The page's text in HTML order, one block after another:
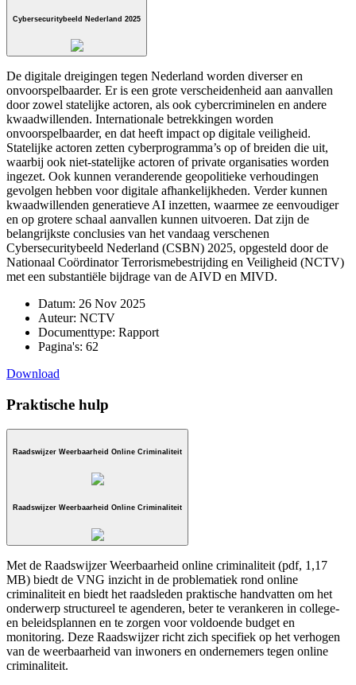
Cybersecuritybeeld Nederland 2025
De digitale dreigingen tegen Nederland worden diverser en
onvoorspelbaarder. Er is een grote verscheidenheid aan aanvallen
door zowel statelijke actoren, als ook cybercriminelen en andere
kwaadwillenden. Internationale betrekkingen worden
onvoorspelbaarder, en dat heeft impact op digitale veiligheid.
Statelijke actoren zetten cyberprogramma’s op of breiden die uit,
waarbij ook niet-statelijke acto­ren of private organisaties worden
ingezet. Ook kunnen veranderende geopolitieke verhoudingen
gevolgen hebben voor digitale afhankelijkheden. Verder kunnen
kwaadwillenden generatieve AI inzetten, waarmee ze eenvoudiger
en op grotere schaal aanvallen kunnen uitvoeren. Dat zijn de
belangrijkste conclusies van het vandaag verschenen
Cybersecuritybeeld Nederland (CSBN) 2025, opgesteld door de
Nationaal Coördinator Terrorismebestrijding en Veiligheid (NCTV)
met een substantiële bijdrage van de AIVD en MIVD.
Datum: 26 Nov 2025
Auteur: NCTV
Documenttype: Rapport
Pagina's: 62
Download
Praktische hulp
Raadswijzer Weerbaarheid Online Criminaliteit
Raadswijzer Weerbaarheid Online Criminaliteit
Met de Raadswijzer Weerbaarheid online criminaliteit (pdf, 1,17
MB) biedt de VNG inzicht in de problematiek rond online
criminaliteit en biedt het raadsleden praktische handvatten om het
onderwerp structureel te agenderen, beter te verankeren in college-
en beleidsplannen en te zorgen voor voldoende budget en
monitoring. Deze Raadswijzer richt zich specifiek op het verhogen
van de weerbaarheid van inwoners en ondernemers tegen online
criminaliteit.